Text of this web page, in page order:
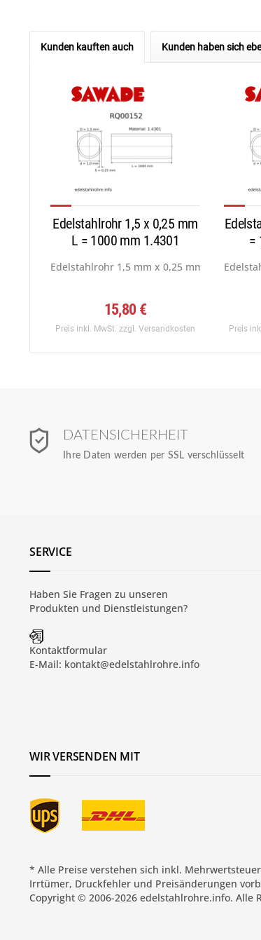
Kunden kauften auch Kunden haben sich
Edelstahlrohr 1,5 x 0,25 mm
L = 1000 mm 1.4301
Edelstahlrohr 1,5 mm x 0,25 mm, Werkstoff:
15,80 €
Preis inkl. MwSt. zzgl. Versandkosten
=
Preis
DATENSICHERHEIT
Ihre Daten werden per SSL verschlüsselt
SERVICE
Haben Sie Fragen zu unseren
Produkten und Dienstleistungen?
Kontaktformular
E-Mail: kontakt@edelstahlrohre.info
WIR VERSENDEN MIT
* Alle Preise verstehen sich inkl.
Irrtümer, Druckfehler und Preisänderungen
Copyright © 2006-2026 edelstahlrohre.info. Alle